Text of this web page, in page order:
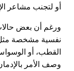
أو لتجنب مشاعر
ورغم أن بعض
نفسية مشخصة مثل
القطب، أو
وصف الأمر